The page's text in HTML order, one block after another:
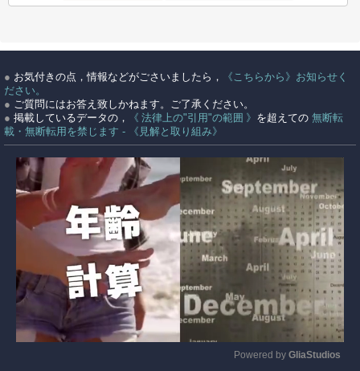
● お気付きの点，情報などがごさいましたら，
《こちらから》お知らせく
ださい。
● ご質問にはお答え致しかねます。ご了承ください。
● 掲載しているデータの， 《 法律上の"引用"の範囲 》 を超えての 無断転
載・無断転用を禁じます - 《見解と取り組み》
Powered by GliaStudios